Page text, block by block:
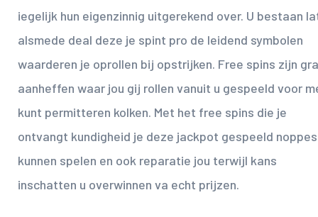
iegelijk hun eigenzinnig uitgerekend over. U bestaan
alsmede deal deze je spint pro de leidend symbolen
waarderen je oprollen bij opstrijken. Free spins zijn
aanheffen waar jou gij rollen vanuit u gespeeld voor
kunt permitteren kolken. Met het free spins die je
ontvangt kundigheid je deze jackpot gespeeld noppes
kunnen spelen en ook reparatie jou terwijl kans
inschatten u overwinnen va echt prijzen.